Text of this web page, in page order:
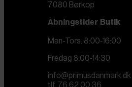
7080 Børkop
Åbningstider Butik
Man-Tors. 8:00-16:00
Fredag 8:00-14:30
info@primusdanmark.dk
tlf. 76 62 00 36